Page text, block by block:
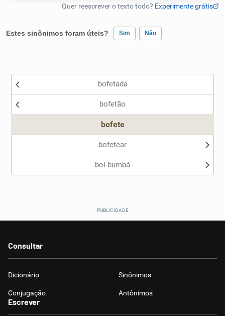
Humanizador de IA
Conexões
Dicionário
Estes sinônimos foram úteis? Sim Não
Nenhum dos sinônimos apresentados me ajudou
bofetada
bofetão
bofete
bofetear
boi-bumbá
Consultar
Dicionário Sinônimos
Conjugação Antônimos
Escrever